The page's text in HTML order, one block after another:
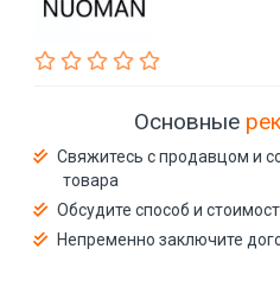
Основные
Свяжитесь с продавцом и
товара
Обсудите способ и
Непременно заключите